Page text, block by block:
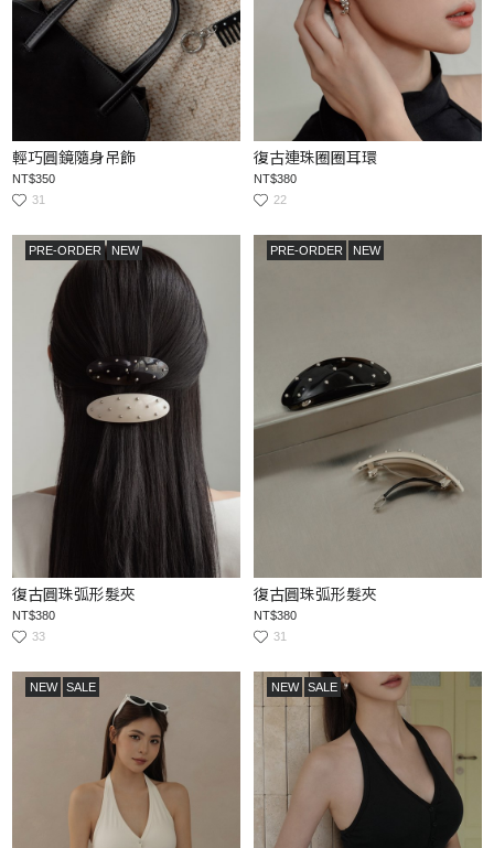
輕巧圓鏡隨身吊飾
NT$350
31
復古連珠圈圈耳環
NT$380
22
PRE-ORDER NEW
復古圓珠弧形髮夾
NT$380
33
PRE-ORDER NEW
復古圓珠弧形髮夾
NT$380
31
NEW SALE NEW SALE